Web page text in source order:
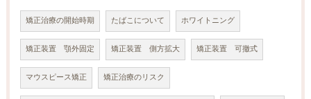
矯正治療の開始時期 たばこについて ホワイトニング
矯正装置 顎外固定 矯正装置 側方拡大 矯正装置 可撤式
マウスピース矯正 矯正治療のリスク